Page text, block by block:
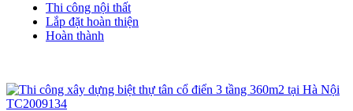
Thi công nội thất
Lắp đặt hoàn thiện
Hoàn thành